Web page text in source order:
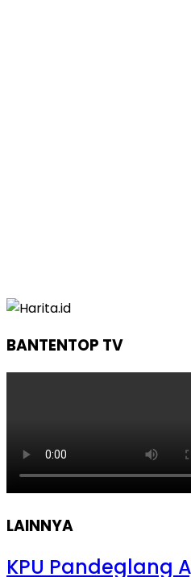
BANTENTOP TV
LAINNYA
KPU Pandeglang